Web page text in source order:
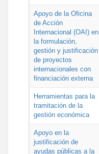
Apoyo de la Oficina
de Acción
Internacional (OAI) en
la formulación,
gestión y justificación
de proyectos
internacionales con
financiación externa
Herramientas para la
tramitación de la
gestión económica
Apoyo en la
justificación de
ayudas públicas a la